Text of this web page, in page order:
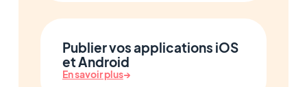
Publier vos applications iOS
et Android
En savoir plus→